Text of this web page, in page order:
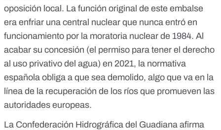
oposición local. La función original de este embalse
era enfriar una central nuclear que nunca entró en
funcionamiento por la moratoria nuclear de 1984. Al
acabar su concesión (el permiso para tener el derecho
al uso privativo del agua) en 2021, la normativa
española obliga a que sea demolido, algo que va en la
línea de la recuperación de los ríos que promueven las
autoridades europeas.
La Confederación Hidrográfica del Guadiana afirma